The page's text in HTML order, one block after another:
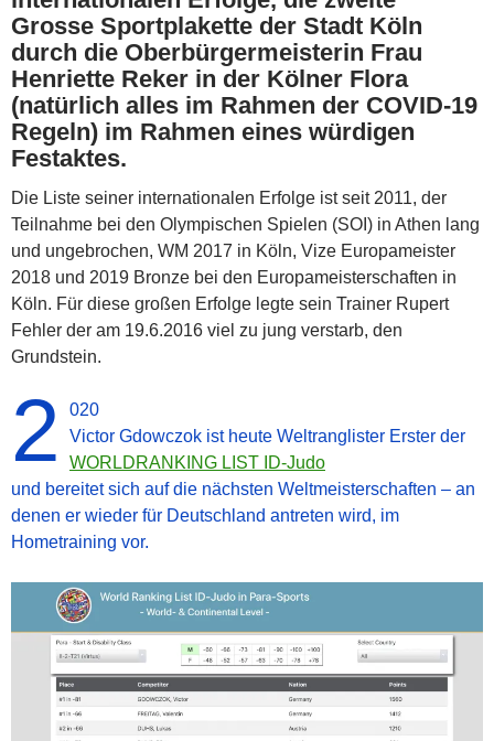
Grosse Sportplakette der Stadt Köln
durch die Oberbürgermeisterin Frau
Henriette Reker in der Kölner Flora
(natürlich alles im Rahmen der COVID-19
Regeln) im Rahmen eines würdigen
Festaktes.
Die Liste seiner internationalen Erfolge ist seit 2011, der
Teilnahme bei den Olympischen Spielen (SOI) in Athen lang
und ungebrochen, WM 2017 in Köln, Vize Europameister
2018 und 2019 Bronze bei den Europameisterschaften in
Köln. Für diese großen Erfolge legte sein Trainer Rupert
Fehler der am 19.6.2016 viel zu jung verstarb, den
Grundstein.
2
020
Victor Gdowczok ist heute Weltranglister Erster der
WORLDRANKING LIST ID-Judo
und bereitet sich auf die nächsten Weltmeisterschaften – an
denen er wieder für Deutschland antreten wird, im
Hometraining vor.